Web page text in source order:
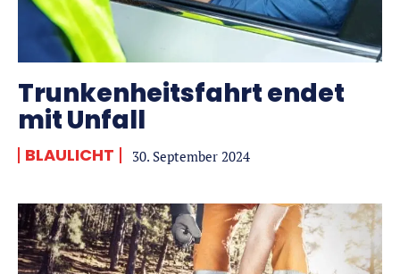
Trunkenheits­fahrt endet
mit Unfall
BLAULICHT 30. September 2024